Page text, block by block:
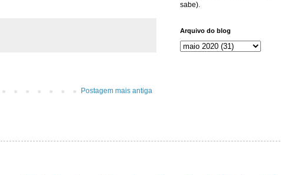
Postagem mais antiga
sabe).
Arquivo do blog